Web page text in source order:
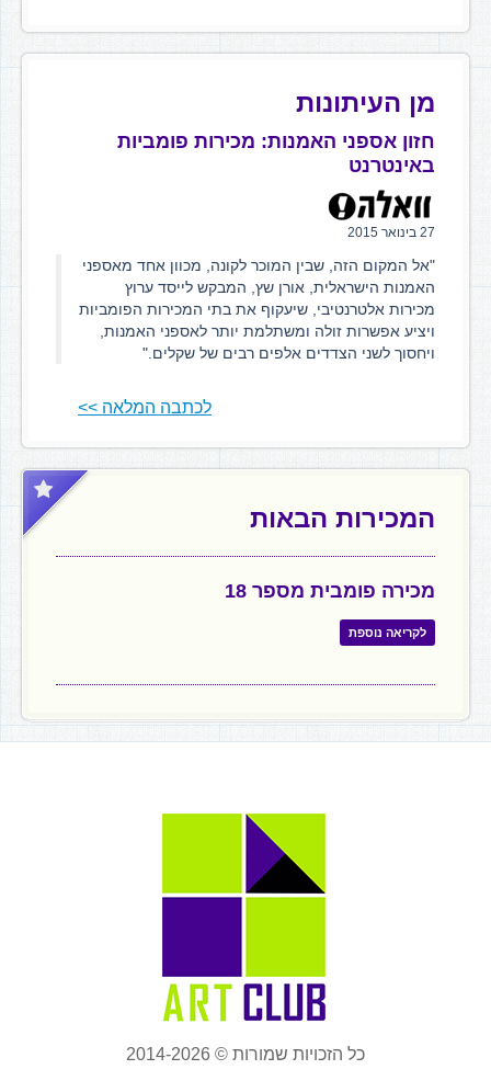
מן העיתונות
חזון אספני האמנות: מכירות פומביות
באינטרנט
27 בינואר 2015
"אל המקום הזה, שבין המוכר לקונה, מכוון אחד מאספני
האמנות הישראלית, אורן שץ, המבקש לייסד ערוץ
מכירות אלטרנטיבי, שיעקוף את בתי המכירות הפומביות
ויציע אפשרות זולה ומשתלמת יותר לאספני האמנות,
ויחסוך לשני הצדדים אלפים רבים של שקלים."
לכתבה המלאה >>
המכירות הבאות
מכירה פומבית מספר 18
לקריאה נוספת
כל הזכויות שמורות © 2014-2026